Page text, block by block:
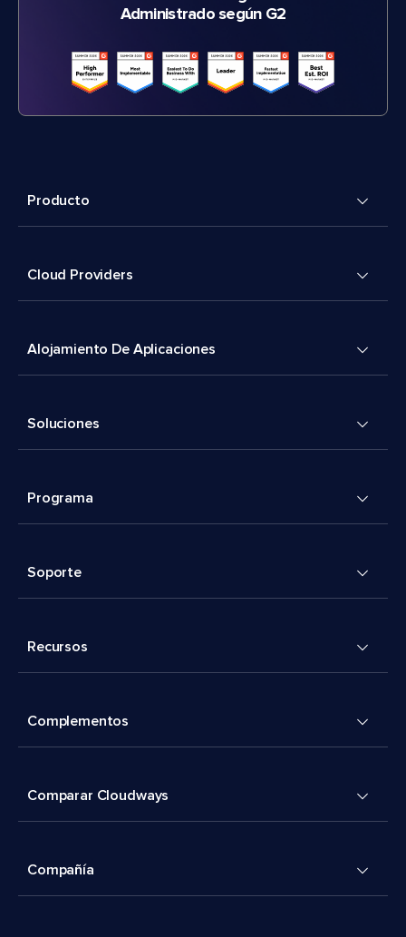
Administrado según G2
Producto
Cloud Providers
Alojamiento De Aplicaciones
Soluciones
Programa
Soporte
Recursos
Complementos
Comparar Cloudways
Compañía